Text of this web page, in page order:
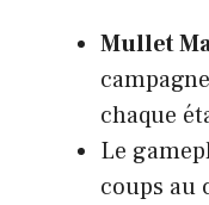
Mullet
chaque
Le
coups au